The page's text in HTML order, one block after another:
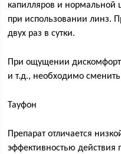
капилляров и нормальной
при использовании линз.
двух раз в сутки.
При ощущении
и т.д., необходимо сменить
Тауфон
Препарат отличается
эффективностью действия